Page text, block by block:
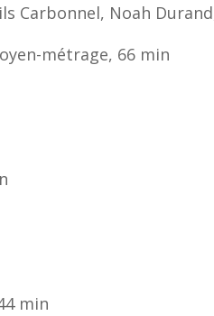
Carbonnel, Noah
métrage, 66 min
min